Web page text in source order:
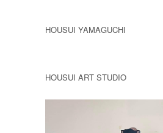
HOUSUI YAMAGUCHI
HOUSUI ART STUDIO